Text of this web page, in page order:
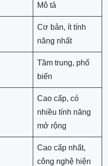
Mô tả
Cơ bản, ít tính
năng nhất
Tầm trung, phổ
biến
Cao cấp, có
nhiều tính năng
mở rộng
Cao cấp nhất,
công nghệ hiện